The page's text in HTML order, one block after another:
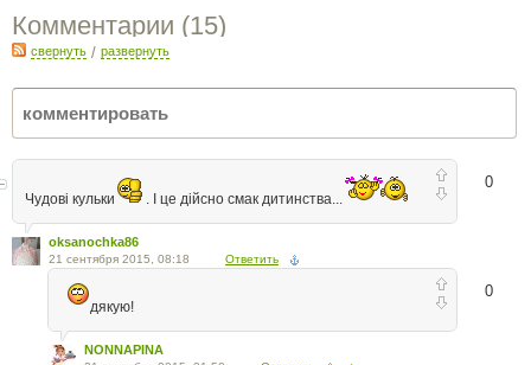
Комментарии (15)
свернуть / развернуть
0
Чудові кульки . І це дійсно смак дитинства...
oksanochka86
21 сентября 2015, 08:18 Ответить
0
дякую!
NONNAPINA